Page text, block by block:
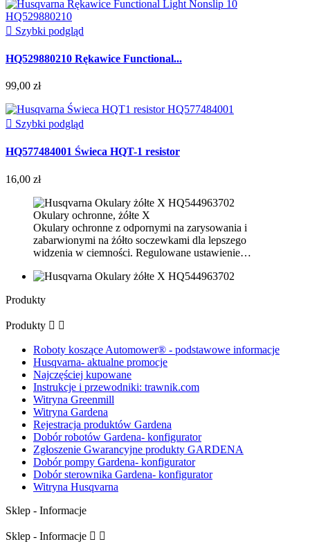
 Szybki podgląd
HQ529880210 Rękawice Functional...
99,00 zł
 Szybki podgląd
HQ577484001 Świeca HQT-1 resistor
16,00 zł
Okulary ochronne, żółte X
Okulary ochronne z odpornymi na zarysowania i
zabarwionymi na żółto soczewkami dla lepszego
widzenia w ciemności. Regulowane ustawienie…
Produkty
Produkty  
Roboty koszące Automower® - podstawowe informacje
Husqvarna- aktualne promocje
Najczęściej kupowane
Instrukcje i przewodniki: trawnik.com
Witryna Greenmill
Witryna Gardena
Rejestracja produktów Gardena
Dobór robotów Gardena- konfigurator
Zgłoszenie Gwarancyjne produkty GARDENA
Dobór pompy Gardena- konfigurator
Dobór sterownika Gardena- konfigurator
Witryna Husqvarna
Sklep - Informacje
Sklep - Informacje  